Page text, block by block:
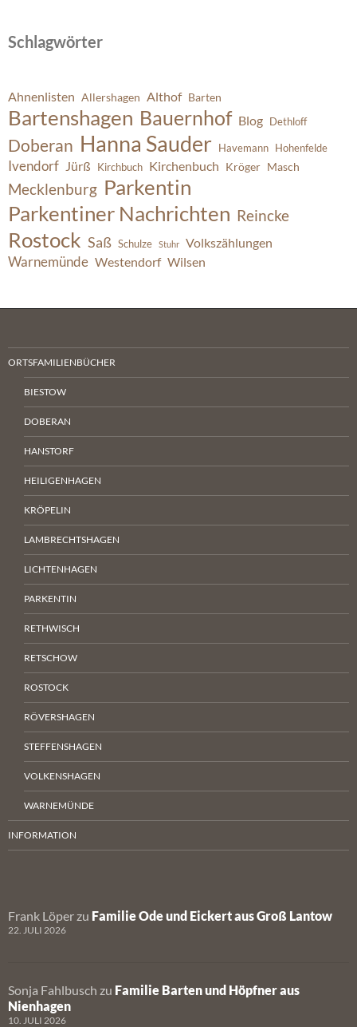
Schlagwörter
Ahnenlisten Allershagen Althof Barten
Bartenshagen Bauernhof Blog Dethloff
Doberan Hanna Sauder Havemann Hohenfelde
Ivendorf Jürß Kirchbuch Kirchenbuch Kröger Masch
Mecklenburg Parkentin
Parkentiner Nachrichten Reincke
Rostock Saß Schulze Stuhr Volkszählungen
Warnemünde Westendorf Wilsen
ORTSFAMILIENBÜCHER
BIESTOW
DOBERAN
HANSTORF
HEILIGENHAGEN
KRÖPELIN
LAMBRECHTSHAGEN
LICHTENHAGEN
PARKENTIN
RETHWISCH
RETSCHOW
ROSTOCK
RÖVERSHAGEN
STEFFENSHAGEN
VOLKENSHAGEN
WARNEMÜNDE
INFORMATION
Frank Löper zu Familie Ode und Eickert aus Groß Lantow
22. JULI 2026
Sonja Fahlbusch zu Familie Barten und Höpfner aus
Nienhagen
10. JULI 2026